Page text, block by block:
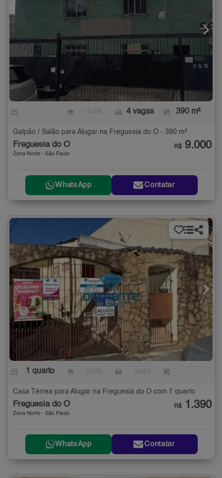
4 vagas 390 m²
Galpão / Salão para Alugar na Freguesia do Ó - 390 m²
Freguesia do Ó
Zona Norte - São Paulo
R$ 9.000
WhatsApp Contatar
1 quarto
Casa Térrea para Alugar na Freguesia do Ó com 1 quarto
Freguesia do Ó
Zona Norte - São Paulo
R$ 1.390
WhatsApp Contatar